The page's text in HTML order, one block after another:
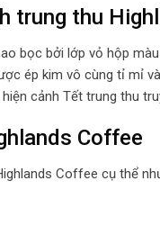
trung thu
bọc bởi lớp vỏ hộp
ép kim vô cùng tỉ mỉ
cảnh Tết trung thu
Coffee
Coffee cụ thể